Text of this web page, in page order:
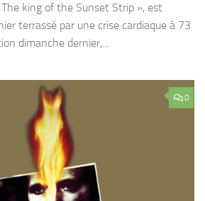
king of the Sunset Strip », est
terrassé par une crise cardiaque à 73
dimanche dernier,...
0